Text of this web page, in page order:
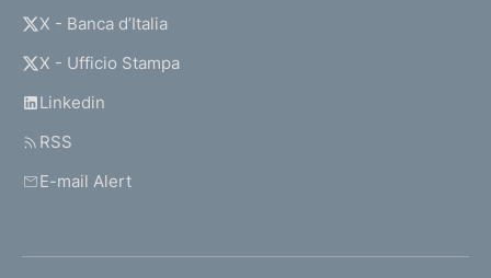
X - Banca d’Italia
X - Ufficio Stampa
Linkedin
RSS
E-mail Alert